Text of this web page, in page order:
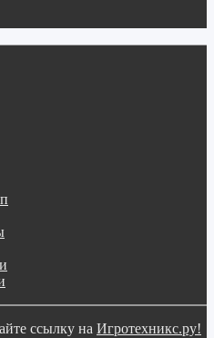
ссылку на Игротехникс.ру!